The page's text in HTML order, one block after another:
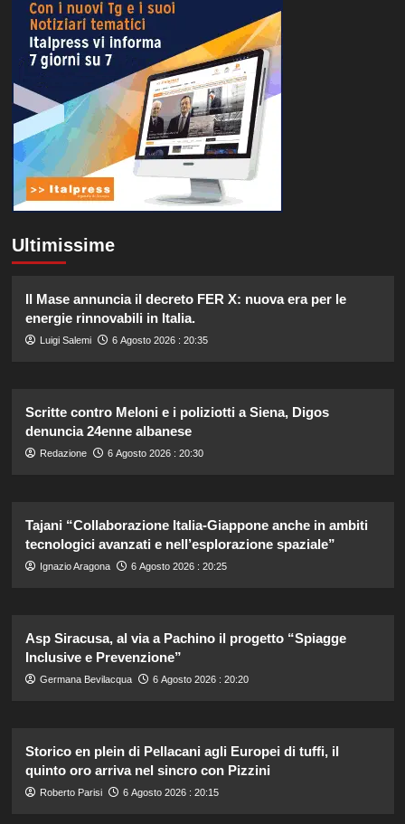
Ultimissime
Il Mase annuncia il decreto FER X: nuova era per le
energie rinnovabili in Italia.
Luigi Salemi 6 Agosto 2026 : 20:35
Scritte contro Meloni e i poliziotti a Siena, Digos
denuncia 24enne albanese
Redazione 6 Agosto 2026 : 20:30
Tajani “Collaborazione Italia-Giappone anche in ambiti
tecnologici avanzati e nell’esplorazione spaziale”
Ignazio Aragona 6 Agosto 2026 : 20:25
Asp Siracusa, al via a Pachino il progetto “Spiagge
Inclusive e Prevenzione”
Germana Bevilacqua 6 Agosto 2026 : 20:20
Storico en plein di Pellacani agli Europei di tuffi, il
quinto oro arriva nel sincro con Pizzini
Roberto Parisi 6 Agosto 2026 : 20:15